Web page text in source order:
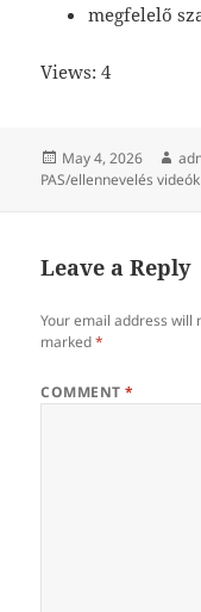
megfelelő
Views: 4
Posted
on
May 4, 2026
PAS/ellennevelés videók
Leave a Reply
Your email address will
marked*
COMMENT*